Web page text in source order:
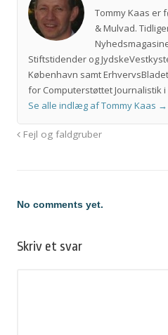
Tommy Kaas er
& Mulvad.
Stiftstidender og
København samt
for Computerstøttet Journalistik i
Se alle indlæg af Tommy Kaas →
Fejl og faldgruber
No comments yet.
Skriv et svar